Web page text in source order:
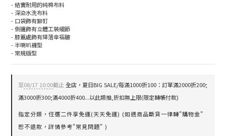
- 結實耐用的純棉布料
- 深染水洗布料
- 口袋飾有鉚釘
- 側邊飾有立體工裝細節
- 膝蓋處飾有降落傘褶皺
- 半喇叭褲型
- 常規版型
至08/17 10:00截止全店，夏日BIG SALE/每滿1000折100：訂單滿2000折200;
滿3000折300;滿4000折400...以此類推,折扣無上限(限定轉帳付款)
指定分類，任選二件享免運(天天免運) (如遇商品斷貨一律轉"購物金"
恕不退款，詳情參考"常見問題" )